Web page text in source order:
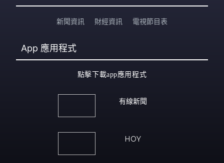
新聞資訊 財經資訊 電視節目表
App 應用程式
點擊下載app應用程式
有線新聞
HOY